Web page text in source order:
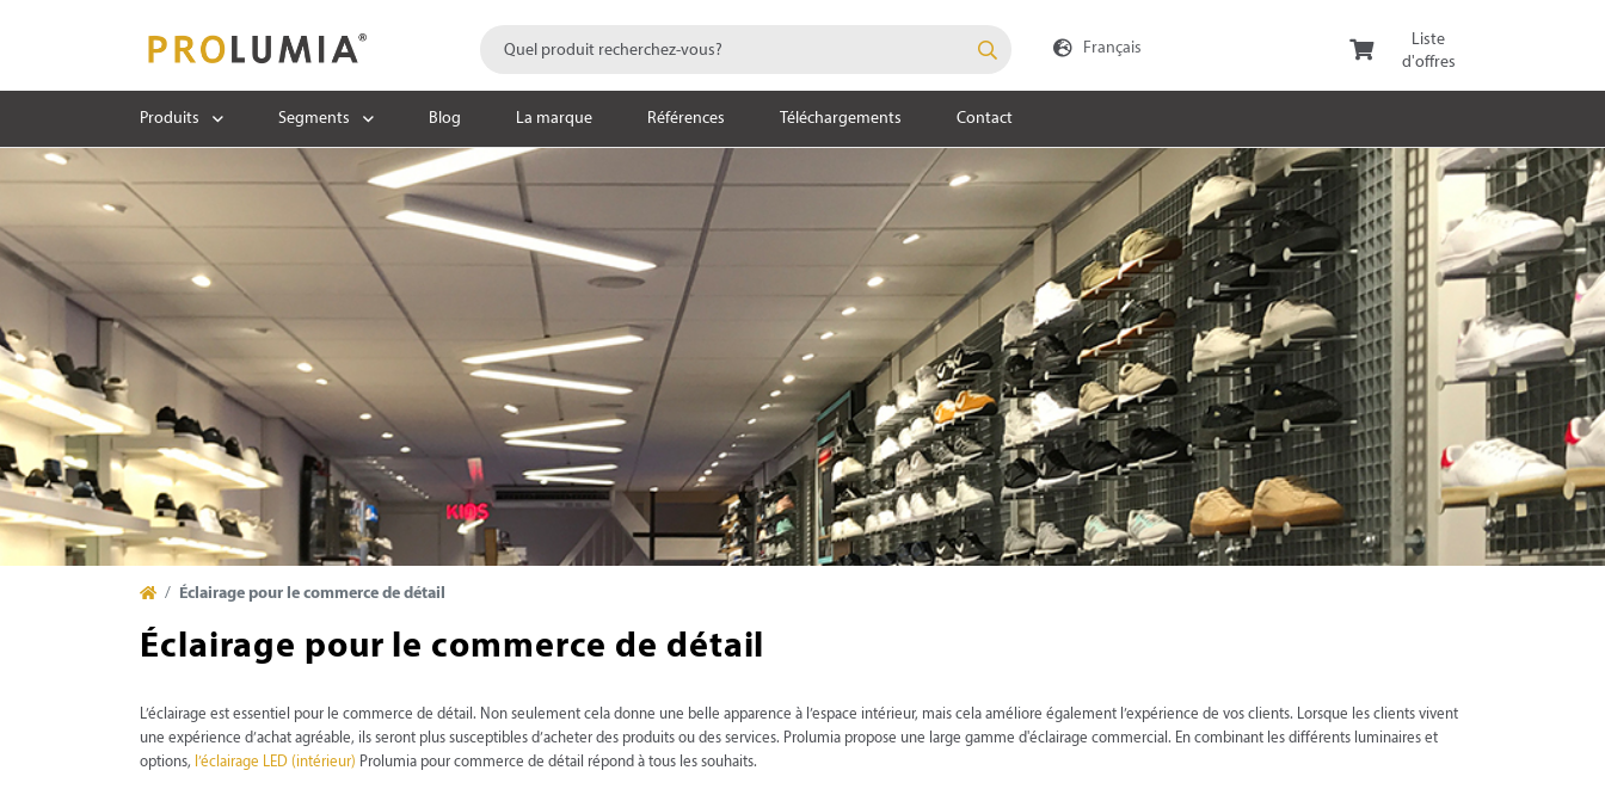
Liste
d'offres
Produits Segments Blog La marque Références Téléchargements Contact
Éclairage pour le commerce de détail
Éclairage pour le commerce de détail
L’éclairage est essentiel pour le commerce de détail. Non seulement cela donne une belle apparence à l’espace intérieur, mais cela améliore également l’expérience de vos clients. Lorsque les clients vivent
une expérience d’achat agréable, ils seront plus susceptibles d’acheter des produits ou des services. Prolumia propose une large gamme d'éclairage commercial. En combinant les différents luminaires et
options, l’éclairage LED (intérieur) Prolumia pour commerce de détail répond à tous les souhaits.